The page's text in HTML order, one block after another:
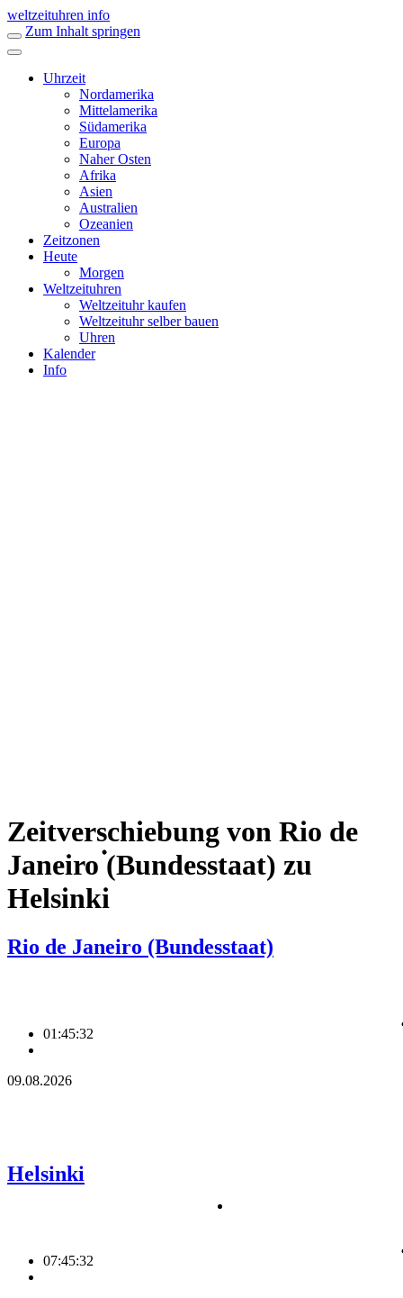
weltzeituhren info
Zum Inhalt springen
Uhrzeit
Nordamerika
Mittelamerika
Südamerika
Europa
Naher Osten
Afrika
Asien
Australien
Ozeanien
Zeitzonen
Heute
Morgen
Weltzeituhren
Weltzeituhr kaufen
Weltzeituhr selber bauen
Uhren
Kalender
Info
Zeitverschiebung von Rio de
Janeiro (Bundesstaat) zu
Helsinki
Rio de Janeiro (Bundesstaat)
01:45:32
09.08.2026
Helsinki
07:45:32